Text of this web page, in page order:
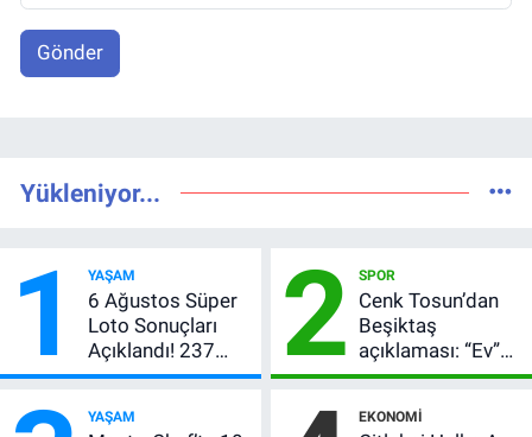
Gönder
Yükleniyor...
1 YAŞAM
6 Ağustos Süper
Loto Sonuçları
Açıklandı! 237
Milyon TL’lik
2 SPOR
Cenk Tosun’dan
Beşiktaş
açıklaması: “Ev”
dedi, asıl mesajı
verdi
YAŞAM EKONOMI